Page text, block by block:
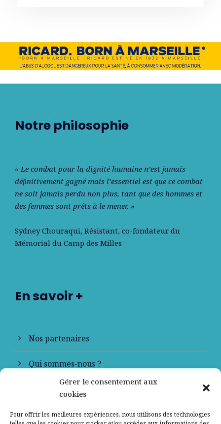
Gérer le consentement aux
cookies
Pour offrir les meilleures expériences, nous utilisons des technologies
Notre philosophie
« Le combat pour la dignité humaine n’est jamais
déﬁnitivement gagné mais l’essentiel est que ce combat
ne soit jamais perdu non plus, tant que des hommes et
des femmes sont prêts à le mener. »
Sydney Chouraqui, Résistant, co-fondateur du
Mémorial du Camp des Milles
En savoir +
Nos partenaires
Qui sommes-nous ?
Contactez-nous
Mentions légales